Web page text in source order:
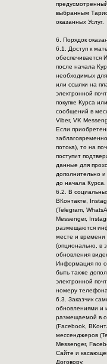
выбранным
оказанных Услуг.
6. Порядок
6.1. Доступ к
обеспечивается
после начала
необходимых для
или ссылки на
электронной
покупке Курса
сообщений в
Viber, VK
Если
потока), то на
поступит
данные для
дополнительно
до начала Курса.
6.2. В
ВКонтакте,
(Telegram,
Messenger,
размещаются
месте и времени
(опционально, в
обновления
Информация по
быть также
электронной
номеру
6.3. Заказчик
обновлениями и
размещаемой в
(Facebook,
мессенджеров
Messenger,
Сайте и
Договору.